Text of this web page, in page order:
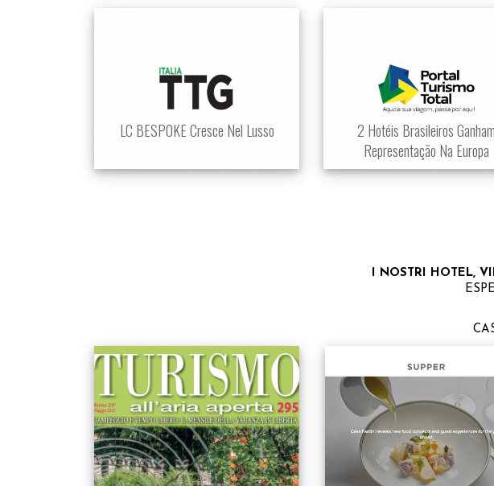
LC BESPOKE Cresce Nel Lusso
2 Hotéis Brasileiros Ganham
Representação Na Europa
I NOSTRI HOTEL,